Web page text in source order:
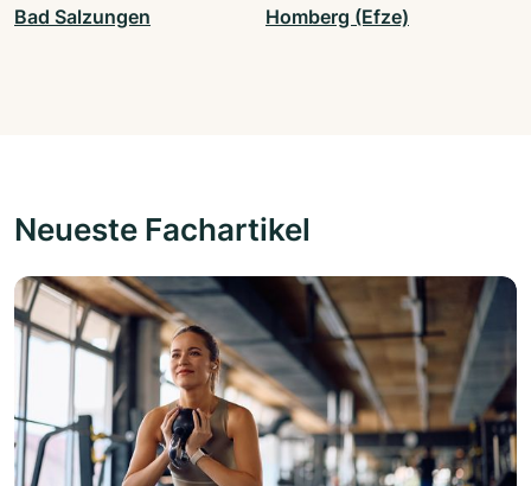
Bad Salzungen Homberg (Efze)
Neueste Fachartikel